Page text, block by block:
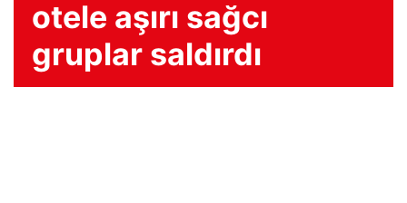
otele aşırı sağcı
gruplar saldırdı